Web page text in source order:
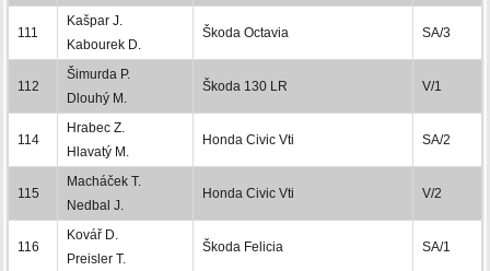
111
Kašpar J.
Kabourek D.
Škoda Octavia SA/3
112
Šimurda P.
Dlouhý M.
Škoda 130 LR V/1
114
Hrabec Z.
Hlavatý M.
Honda Civic Vti SA/2
115
Macháček T.
Nedbal J.
Honda Civic Vti V/2
116
Kovář D.
Preisler T.
Škoda Felicia SA/1